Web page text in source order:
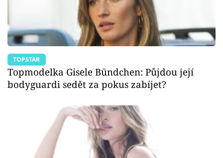
TOPSTAR
Topmodelka Gisele Bündchen: Půjdou její
bodyguardi sedět za pokus zabíjet?